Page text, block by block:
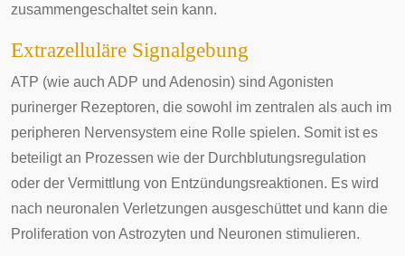
zusammengeschaltet sein kann.
Extrazelluläre Signalgebung
ATP (wie auch ADP und Adenosin) sind Agonisten
purinerger Rezeptoren, die sowohl im zentralen als auch im
peripheren Nervensystem eine Rolle spielen. Somit ist es
beteiligt an Prozessen wie der Durchblutungsregulation
oder der Vermittlung von Entzündungsreaktionen. Es wird
nach neuronalen Verletzungen ausgeschüttet und kann die
Proliferation von Astrozyten und Neuronen stimulieren.